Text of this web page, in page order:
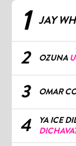
1 JAY
2 OZUNA
3 OMAR
4
YA ICE